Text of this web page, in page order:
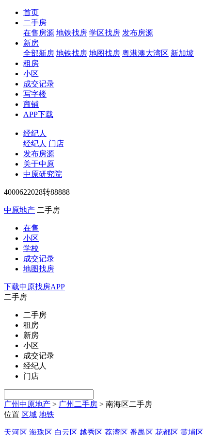
首页
二手房
在售房源 地铁找房 学区找房 发布房源
新房
全部新房 地铁找房 地图找房 粤港澳大湾区 新加坡
租房
小区
成交记录
写字楼
商铺
APP下载
经纪人
经纪人 门店
发布房源
关于中原
中原研究院
4000622028转88888
中原地产 二手房
在售
小区
学校
成交记录
地图找房
下载中原找房APP
二手房
二手房
租房
新房
小区
成交记录
经纪人
门店
广州中原地产 > 广州二手房 > 南海区二手房
位置 区域 地铁
天河区 海珠区 白云区 越秀区 荔湾区 番禺区 花都区 黄埔区